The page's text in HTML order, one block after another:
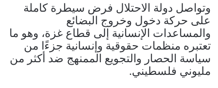
وتواصل دولة الاحتلال فرض سيطرة كاملة
على حركة دخول وخروج البضائع
والمساعدات الإنسانية إلى قطاع غزة، وهو ما
تعتبره منظمات حقوقية وإنسانية جزءًا من
سياسة الحصار والتجويع الممنهج ضد أكثر من
مليوني فلسطيني.